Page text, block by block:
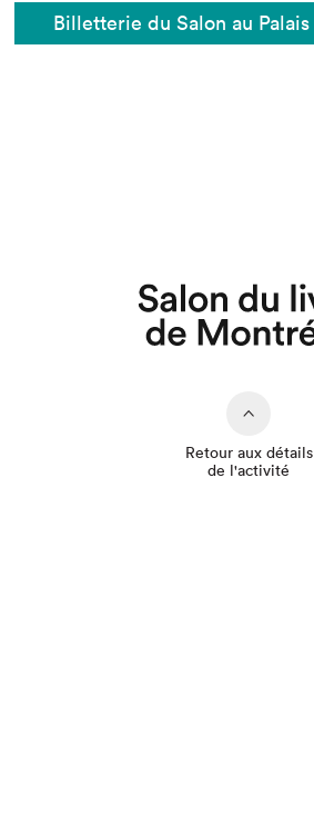
Billetterie du Salon au Palais
Retour aux détails
de l'activité